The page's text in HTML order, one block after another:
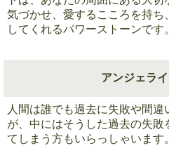
気づかせ、愛するこころを持ち
してくれるパワーストーンです。
アンジェライ
人間は誰でも過去に失敗や間
が、中にはそうした過去の失敗
てしまう方もいらっしゃいます。